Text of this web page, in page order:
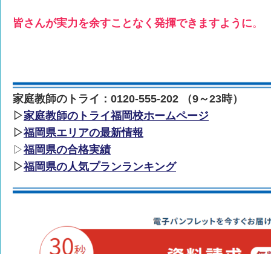
皆さんが実力を余すことなく発揮できますように。
家庭教師のトライ：0120-555-202 （9～23時）
▷家庭教師のトライ福岡校ホームページ
▷福岡県エリアの最新情報
▷福岡県の合格実績
▷福岡県の人気プランランキング